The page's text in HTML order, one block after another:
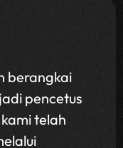
berangkai
pencetus
telah